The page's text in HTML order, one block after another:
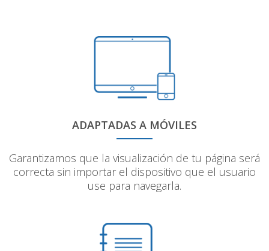
ADAPTADAS A MÓVILES
Garantizamos que la visualización de tu página será
correcta sin importar el dispositivo que el usuario
use para navegarla.